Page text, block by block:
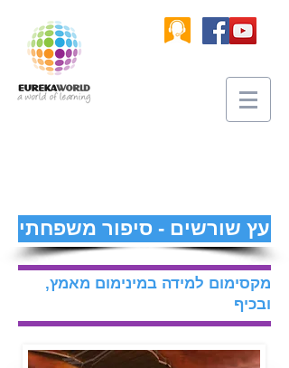
עץ שורשים - סיפור משפחתי
מקסימום למידה במינימום מאמץ,
ובכיף